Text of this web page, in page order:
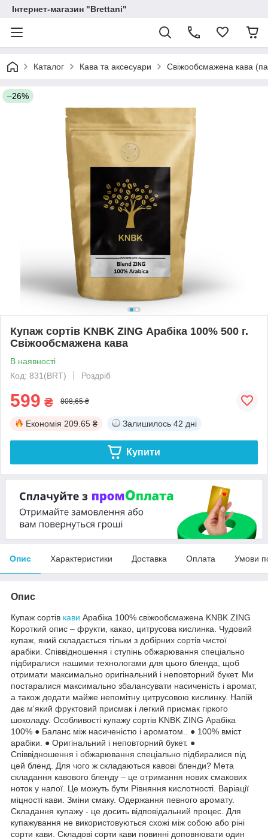
Інтернет-магазин "Brettani"
Каталог Кава та аксесуари Свіжообсмажена кава
–26%
Купаж сортів KNBK ZING Арабіка 100% 500 г.
Свіжообсмажена кава
В наявності
Код: 831(BRT)
Роздріб
599 ₴ 808,65 ₴
Економія 209.65 ₴ Залишилось 42 дні
Купити
Опис Характеристики Доставка Оплата Умови
Опис
Купаж сортів кави Арабіка 100% свіжообсмажена KNBK ZING
Короткий опис – фрукти, какао, цитрусова кислинка. Чудовий
купаж, який складається тільки з добірних сортів чистої
арабіки. Співвідношення і ступінь обжарювання спеціально
підбиралися нашими технологами для цього бленда, щоб
отримати максимально оригінальний і неповторний букет. Ми
постаралися максимально збалансувати насиченість і аромат,
а також додати майже непомітну цитрусовою кислинку. Напій
дає м'який фруктовий присмак і легкий присмак гіркого
шоколаду. Особливості купажу сортів KNBK ZING Арабіка
100% ● Баланс між насиченістю і ароматом.. ● 100% вміст
арабіки. ● Оригінальний і неповторний букет. ●
Співвідношення і обжарювання спеціально підбиралися під
цей бленд. Для чого ж складаються кавові бленди? Мета
складання кавового бленду – це отримання нових смакових
ноток у напої. Це можуть бути Рівняння кислотності. Варіації
міцності кави. Зміни смаку. Одержання певного аромату.
Складання купажу - це досить відповідальний процес. Для
купажування не використовуються схожі між собою або ріні
сорти кави. Складові сорти кави повинні доповнювати один